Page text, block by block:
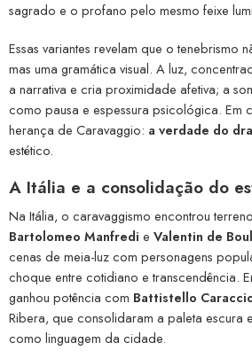
sagrado e o profano pelo mesmo feixe
Essas variantes revelam que o tenebrismo
mas uma gramática visual. A luz,
a narrativa e cria proximidade afetiva; a
como pausa e espessura psicológica. Em
herança de Caravaggio: a verdade do
estético.
A Itália e a consolidação do
Na Itália, o caravaggismo encontrou
Bartolomeo Manfredi e Valentin de
cenas de meia-luz com personagens
choque entre cotidiano e transcendência.
ganhou potência com Battistello
Ribera, que consolidaram a paleta escura
como linguagem da cidade.